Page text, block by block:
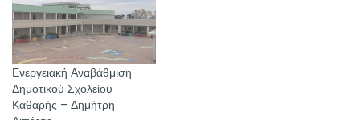
Ενεργειακή Αναβάθμιση
Δημοτικού Σχολείου
Καθαρής – Δημήτρη